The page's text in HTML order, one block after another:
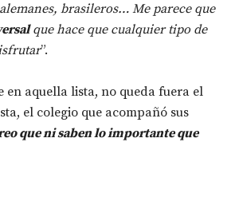
brasileros… Me parece que
que hace que cualquier tipo de
”.
en aquella lista, no queda fuera el
el colegio que acompañó sus
que ni saben lo importante que